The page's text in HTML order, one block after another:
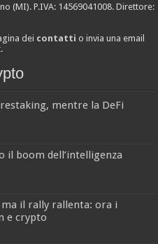
(MI). P.IVA: 14569041008. Direttore:
dei contatti o invia una email
.
mentre la DeFi
il boom dell’intelligenza
il rally rallenta: ora i
e crypto